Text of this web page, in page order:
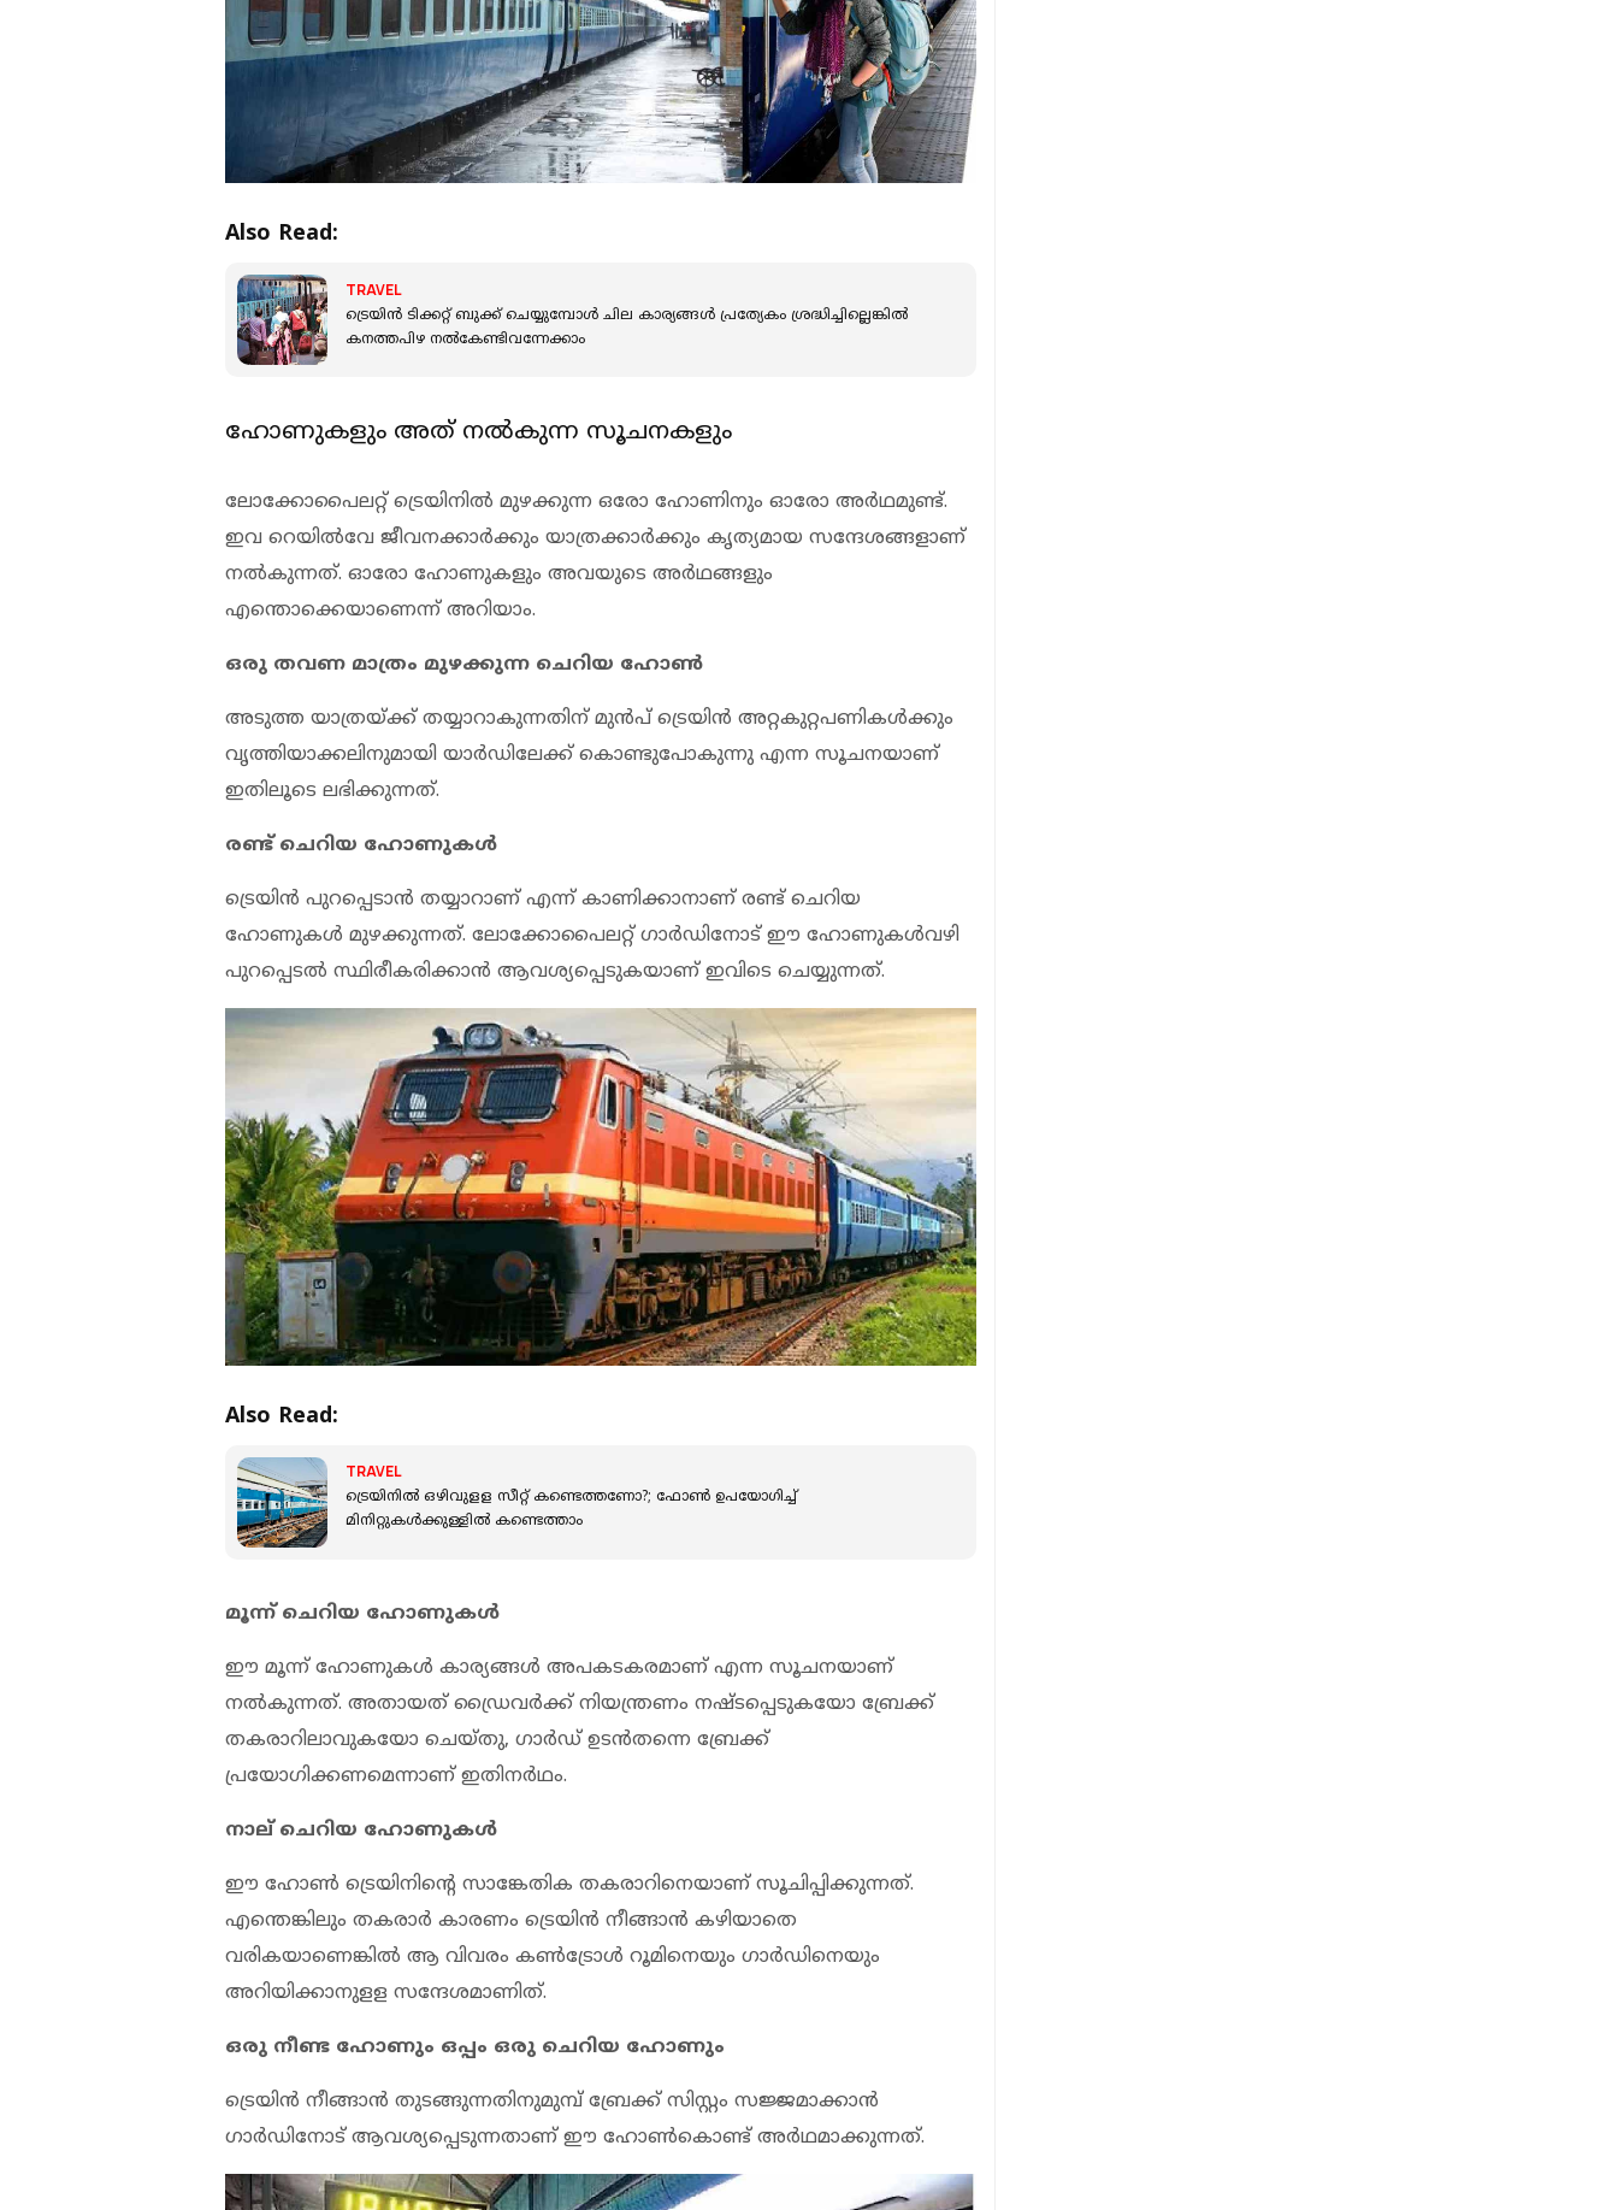
Also Read:
TRAVEL
ട്രെയിൻ ടിക്കറ്റ് ബുക്ക് ചെയ്യുമ്പോൾ ചില കാര്യങ്ങൾ പ്രത്യേകം ശ്രദ്ധിച്ചില്ലെങ്കിൽ
കനത്തപിഴ നൽകേണ്ടിവന്നേക്കാം
ഹോണുകളും അത് നല്‍കുന്ന സൂചനകളും
ലോക്കോപൈലറ്റ് ട്രെയിനില്‍ മുഴക്കുന്ന ഒരോ ഹോണിനും ഓരോ അര്‍ഥമുണ്ട്.
ഇവ റെയില്‍വേ ജീവനക്കാര്‍ക്കും യാത്രക്കാര്‍ക്കും കൃത്യമായ സന്ദേശങ്ങളാണ്
നല്‍കുന്നത്. ഓരോ ഹോണുകളും അവയുടെ അര്‍ഥങ്ങളും
എന്തൊക്കെയാണെന്ന് അറിയാം.
ഒരു തവണ മാത്രം മുഴക്കുന്ന ചെറിയ ഹോണ്‍
അടുത്ത യാത്രയ്ക്ക് തയ്യാറാകുന്നതിന് മുന്‍പ് ട്രെയിന്‍ അറ്റകുറ്റപണികള്‍ക്കും
വൃത്തിയാക്കലിനുമായി യാര്‍ഡിലേക്ക് കൊണ്ടുപോകുന്നു എന്ന സൂചനയാണ്
ഇതിലൂടെ ലഭിക്കുന്നത്.
രണ്ട് ചെറിയ ഹോണുകള്‍
ട്രെയിന്‍ പുറപ്പെടാന്‍ തയ്യാറാണ് എന്ന് കാണിക്കാനാണ് രണ്ട് ചെറിയ
ഹോണുകള്‍ മുഴക്കുന്നത്. ലോക്കോപൈലറ്റ് ഗാര്‍ഡിനോട് ഈ ഹോണുകള്‍വഴി
പുറപ്പെടല്‍ സ്ഥിരീകരിക്കാന്‍ ആവശ്യപ്പെടുകയാണ് ഇവിടെ ചെയ്യുന്നത്.
Also Read:
TRAVEL
ട്രെയിനില്‍ ഒഴിവുളള സീറ്റ് കണ്ടെത്തണോ?; ഫോണ്‍ ഉപയോഗിച്ച്
മിനിറ്റുകള്‍ക്കുള്ളില്‍ കണ്ടെത്താം
മൂന്ന് ചെറിയ ഹോണുകള്‍
ഈ മൂന്ന് ഹോണുകള്‍ കാര്യങ്ങള്‍ അപകടകരമാണ് എന്ന സൂചനയാണ്
നല്‍കുന്നത്. അതായത് ഡ്രൈവര്‍ക്ക് നിയന്ത്രണം നഷ്ടപ്പെടുകയോ ബ്രേക്ക്
തകരാറിലാവുകയോ ചെയ്തു, ഗാര്‍ഡ് ഉടന്‍തന്നെ ബ്രേക്ക്
പ്രയോഗിക്കണമെന്നാണ് ഇതിനര്‍ഥം.
നാല് ചെറിയ ഹോണുകള്‍
ഈ ഹോണ്‍ ട്രെയിനിന്റെ സാങ്കേതിക തകരാറിനെയാണ് സൂചിപ്പിക്കുന്നത്.
എന്തെങ്കിലും തകരാര്‍ കാരണം ട്രെയിന്‍ നീങ്ങാന്‍ കഴിയാതെ
വരികയാണെങ്കില്‍ ആ വിവരം കണ്‍ട്രോള്‍ റൂമിനെയും ഗാര്‍ഡിനെയും
അറിയിക്കാനുളള സന്ദേശമാണിത്.
ഒരു നീണ്ട ഹോണും ഒപ്പം ഒരു ചെറിയ ഹോണും
ട്രെയിന്‍ നീങ്ങാന്‍ തുടങ്ങുന്നതിനുമുമ്പ് ബ്രേക്ക് സിസ്റ്റം സജ്ജമാക്കാന്‍
ഗാര്‍ഡിനോട് ആവശ്യപ്പെടുന്നതാണ് ഈ ഹോണ്‍കൊണ്ട് അര്‍ഥമാക്കുന്നത്.